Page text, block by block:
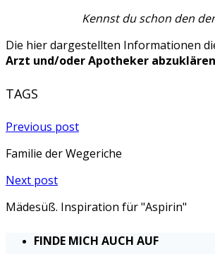
Kennst du schon den
Die hier dargestellten Informationen
Arzt und/oder Apotheker abzuklären
TAGS
Previous post
Familie der Wegeriche
Next post
Mädesüß. Inspiration für "Aspirin"
FINDE MICH AUCH AUF